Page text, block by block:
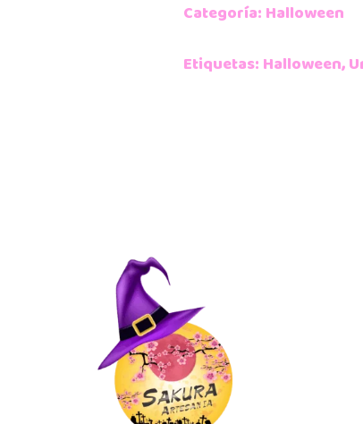
Categoría: Halloween
Etiquetas: Halloween,